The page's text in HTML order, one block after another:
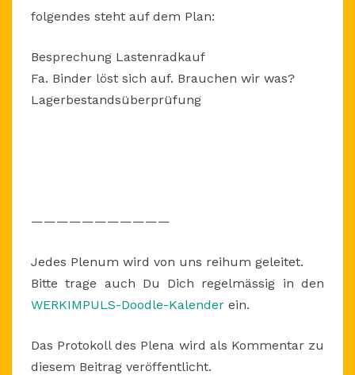
folgendes steht auf dem Plan:
Besprechung Lastenradkauf
Fa. Binder löst sich auf. Brauchen wir was?
Lagerbestandsüberprüfung
———————————
Jedes Plenum wird von uns reihum geleitet.
Bitte trage auch Du Dich regelmässig in den
WERKIMPULS-Doodle-Kalender ein.
Das Protokoll des Plena wird als Kommentar zu
diesem Beitrag veröffentlicht.